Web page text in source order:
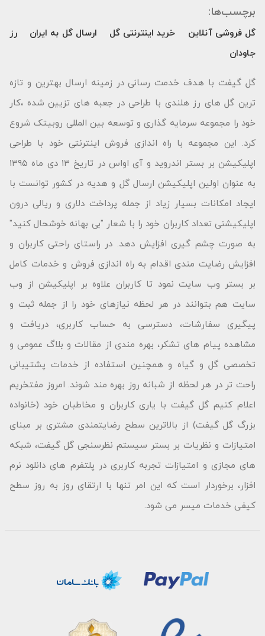
برچسب‌ها:
گل فروشی آنلاین خرید اینترنتی گل ارسال گل به ایران
رز
جاودان
گل گیفت با هدف خدمت رسانی در زمینه ارسال بهترین و تازه
ترین گل های رز هلندی با طراحی در جعبه های تزیین شده ،کار
خود را مجموعه سرمایه گذاری و توسعه بین المللی روبیتک شروع
کرد. این مجموعه با راه اندازی فروش اینترنتی خود با طراحی
اپلیکیشن بر بستر اندروید و آی اواس در تاریخ ۱۳ دی ماه ۱۳۹۵
به عنوان اولین اپلیکیشن ارسال گل و هدیه در کشور توانست با
ایجاد امکانات بسیار زیاد از جمله پرداخت دلاری و ریالی درون
اپلیکیشنی تعداد کاربران خود را با شعار "بى بهانه خوشحال كنید"
به صورت چشم گیری افزایش دهد. در راستای راحتی کاربران و
افزایش رضایت مندی اقدام به راه اندازی فروش و خدمات کامل
بر بستر وب سایت نمود تا کاربران علاوه بر اپلیکیشن از وب
سایت هم بتوانند در هر لحظه نیازهای خود را از جمله ثبت و
پیگیری سفارشات، دسترسی به حساب کاربری، دریافت و
مشاهده پیام های تشکر، بهره مندی از مقالات و بلاگ عمومی و
تخصصی گل و گیاه و همچنین استفاده از خدمات پشتیبانی
راحت تر در هر لحظه از شبانه روز بهره مند شوند. امروز مفتخریم
اعلام کنیم گل گیفت با یاری کاربران و مخاطبان خود (خانواده
بزرگ گل گیفت) از بالاترین سطح رضایتمندی مشتری بر مبنای
امتیازات و نظریات بر بستر سیستم نظرسنجی گل گیفت، شبکه
های مجازی و امتیازات تجربه کاربری در پلتفرم های دانلود نرم
افزار، برخوردار است که این امر تنها با ارتقای روز به روز سطح
کیفی خدمات میسر می شود.